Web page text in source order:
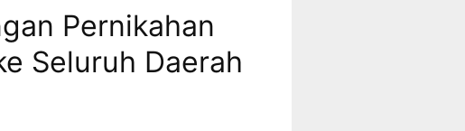
Pernikahan
Seluruh Daerah